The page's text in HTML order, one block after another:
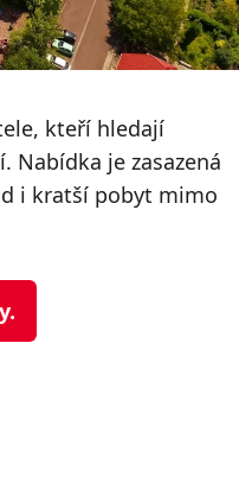
kteří hledají
Nabídka je zasazená
i kratší pobyt mimo